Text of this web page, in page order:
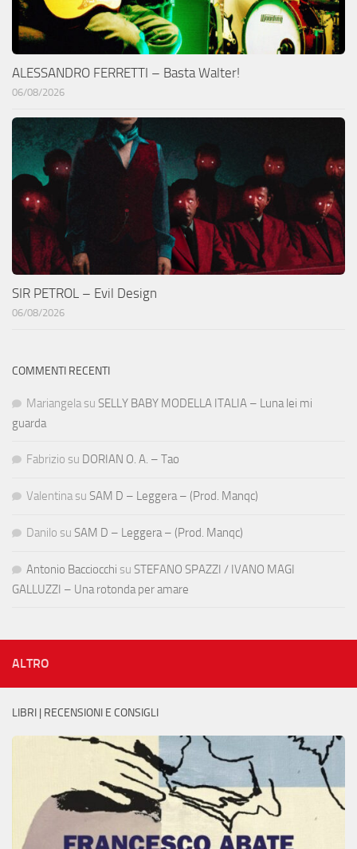
ALESSANDRO FERRETTI – Basta Walter!
06/08/2026
SIR PETROL – Evil Design
06/08/2026
COMMENTI RECENTI
Mariangela su SELLY BABY MODELLA ITALIA – Luna lei mi
guarda
Fabrizio su DORIAN O. A. – Tao
Valentina su SAM D – Leggera – (Prod. Manqc)
Danilo su SAM D – Leggera – (Prod. Manqc)
Antonio Bacciocchi su STEFANO SPAZZI / IVANO MAGI
GALLUZZI – Una rotonda per amare
ALTRO
LIBRI | RECENSIONI E CONSIGLI